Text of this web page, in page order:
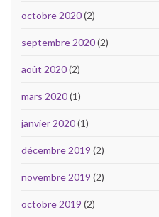
octobre 2020(2)
septembre 2020(2)
août 2020(2)
mars 2020(1)
janvier 2020(1)
décembre 2019 (2)
novembre 2019 (2)
octobre 2019 (2)